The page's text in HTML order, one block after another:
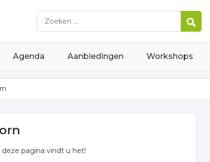
Agenda Aanbiedingen Workshops
pagina vindt u het!